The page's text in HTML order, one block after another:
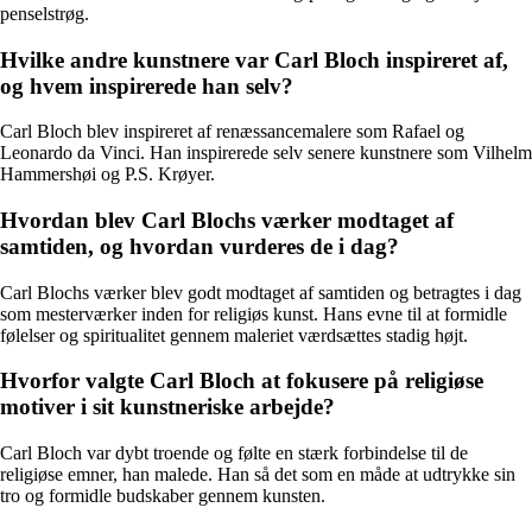
penselstrøg.
Hvilke andre kunstnere var Carl Bloch inspireret af,
og hvem inspirerede han selv?
Carl Bloch blev inspireret af renæssancemalere som Rafael og
Leonardo da Vinci. Han inspirerede selv senere kunstnere som Vilhelm
Hammershøi og P.S. Krøyer.
Hvordan blev Carl Blochs værker modtaget af
samtiden, og hvordan vurderes de i dag?
Carl Blochs værker blev godt modtaget af samtiden og betragtes i dag
som mesterværker inden for religiøs kunst. Hans evne til at formidle
følelser og spiritualitet gennem maleriet værdsættes stadig højt.
Hvorfor valgte Carl Bloch at fokusere på religiøse
motiver i sit kunstneriske arbejde?
Carl Bloch var dybt troende og følte en stærk forbindelse til de
religiøse emner, han malede. Han så det som en måde at udtrykke sin
tro og formidle budskaber gennem kunsten.